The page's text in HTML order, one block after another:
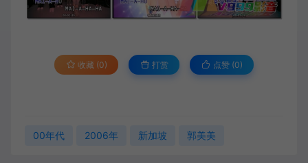
收藏 (0) 打赏 点赞 (0)
00年代 2006年 新加坡 郭美美